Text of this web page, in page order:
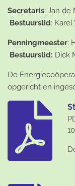
Secretaris:
Bestuurslid:
Penningmeester:
Bestuurslid: Dick
De
opgericht en